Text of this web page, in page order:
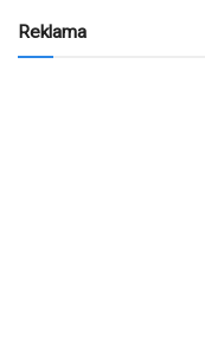
Reklama